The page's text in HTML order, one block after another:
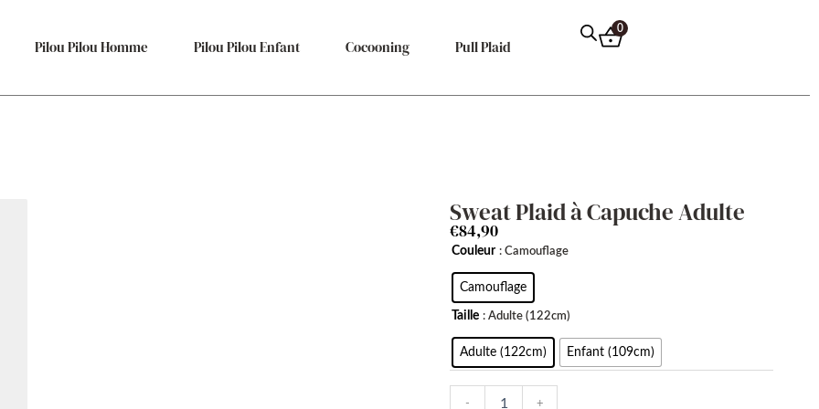
Pilou Pilou Homme Pilou Pilou Enfant Cocooning Pull Plaid
0
Sweat Plaid à Capuche Adulte
€84,90
Couleur : Camouflage
Camouflage
Taille : Adulte (122cm)
Adulte (122cm) Enfant (109cm)
-
quantité
Sweat
Plaid
à
Capuche
Adulte
+